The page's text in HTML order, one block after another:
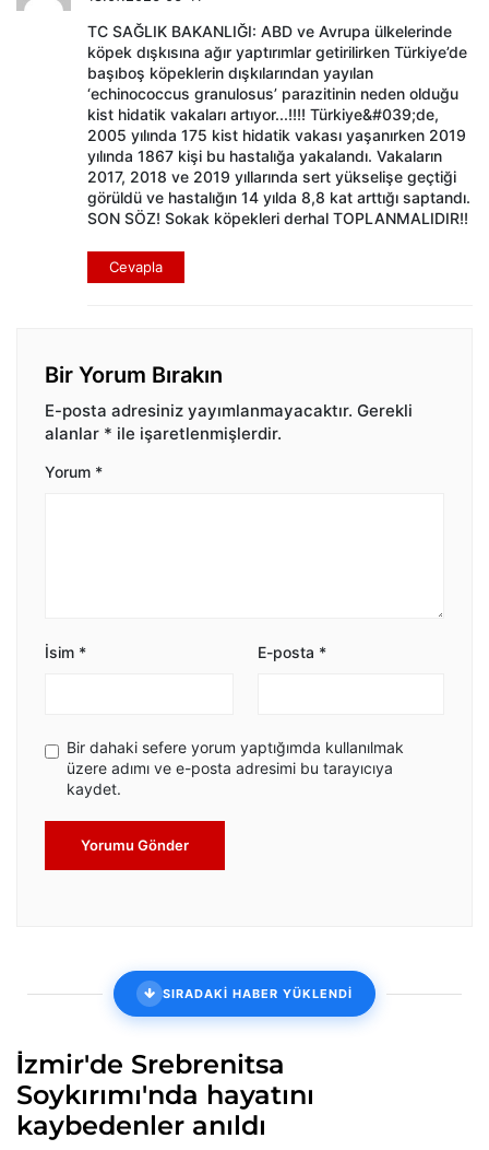
TC SAĞLIK BAKANLIĞI: ABD ve Avrupa ülkelerinde
köpek dışkısına ağır yaptırımlar getirilirken Türkiye’de
başıboş köpeklerin dışkılarından yayılan
‘echinococcus granulosus’ parazitinin neden olduğu
kist hidatik vakaları artıyor...!!!! Türkiye&#039;de,
2005 yılında 175 kist hidatik vakası yaşanırken 2019
yılında 1867 kişi bu hastalığa yakalandı. Vakaların
2017, 2018 ve 2019 yıllarında sert yükselişe geçtiği
görüldü ve hastalığın 14 yılda 8,8 kat arttığı saptandı.
SON SÖZ! Sokak köpekleri derhal TOPLANMALIDIR!!
Cevapla
Bir Yorum Bırakın
E-posta adresiniz yayımlanmayacaktır. Gerekli
alanlar * ile işaretlenmişlerdir.
Yorum *
İsim * E-posta *
Bir dahaki sefere yorum yaptığımda kullanılmak
üzere adımı ve e-posta adresimi bu tarayıcıya
kaydet.
Yorumu Gönder
SIRADAKİ HABER YÜKLENDİ
İzmir'de Srebrenitsa
Soykırımı'nda hayatını
kaybedenler anıldı